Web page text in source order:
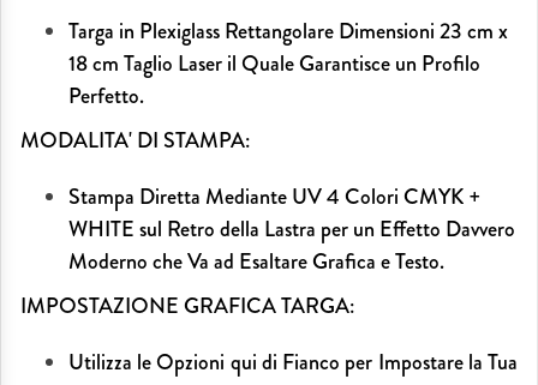
Targa in Plexiglass Rettangolare Dimensioni 23 cm x
18 cm Taglio Laser il Quale Garantisce un Profilo
Perfetto.
MODALITA' DI STAMPA:
Stampa Diretta Mediante UV 4 Colori CMYK +
WHITE sul Retro della Lastra per un Effetto Davvero
Moderno che Va ad Esaltare Grafica e Testo.
IMPOSTAZIONE GRAFICA TARGA:
Utilizza le Opzioni qui di Fianco per Impostare la Tua